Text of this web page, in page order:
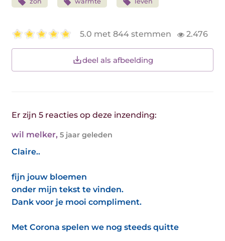
5.0 met 844 stemmen 2.476
deel als afbeelding
Er zijn 5 reacties op deze inzending:
wil melker, 5 jaar geleden
Claire..
fijn jouw bloemen
onder mijn tekst te vinden.
Dank voor je mooi compliment.
Met Corona spelen we nog steeds quitte